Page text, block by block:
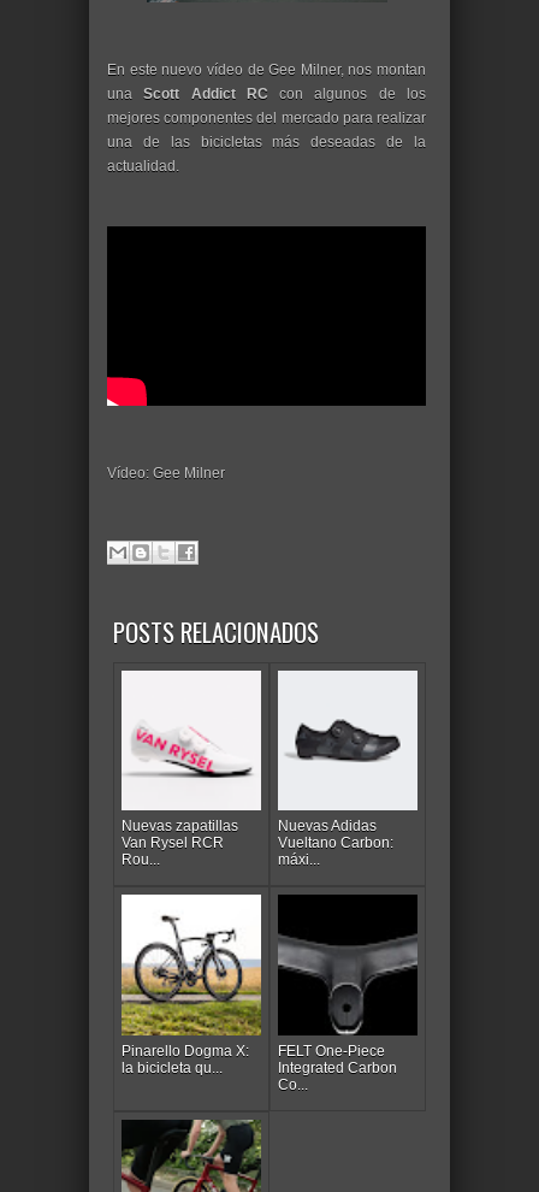
En este nuevo vídeo de Gee Milner, nos montan
unaScott Addict RC con algunos de los
mejores componentes del mercado para realizar
una de las bicicletas más deseadas de la
actualidad.
Vídeo: Gee Milner
POSTS RELACIONADOS
Nuevas zapatillas
Van Rysel RCR
Rou...
Nuevas Adidas
Vueltano Carbon:
máxi...
Pinarello Dogma X:
la bicicleta qu...
FELT One-Piece
Integrated Carbon
Co...